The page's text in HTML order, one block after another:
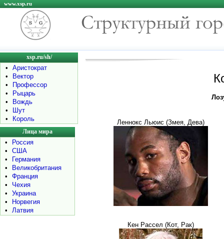
www.xsp.ru
xsp.ru/sh/
•
Аристократ
•
Вектор
•
Профессор
•
Рыцарь
•
Вождь
•
Шут
•
Король
Лица мира
•
Россия
•
США
•
Германия
•
Великобритания
•
Франция
•
Чехия
•
Украина
•
Норвегия
•
Латвия
Леннокс Льюис (Змея, Дева)
Кен Рассел (Кот, Рак)